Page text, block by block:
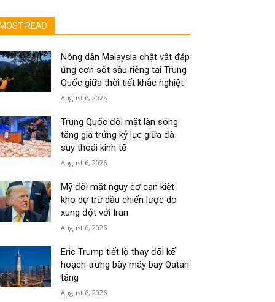
MOST READ
Nông dân Malaysia chật vật đáp
ứng cơn sốt sầu riêng tại Trung
Quốc giữa thời tiết khắc nghiệt
August 6, 2026
Trung Quốc đối mặt làn sóng
tăng giá trứng kỷ lục giữa đà
suy thoái kinh tế
August 6, 2026
Mỹ đối mặt nguy cơ cạn kiệt
kho dự trữ dầu chiến lược do
xung đột với Iran
August 6, 2026
Eric Trump tiết lộ thay đổi kế
hoạch trưng bày máy bay Qatari
tặng
August 6, 2026